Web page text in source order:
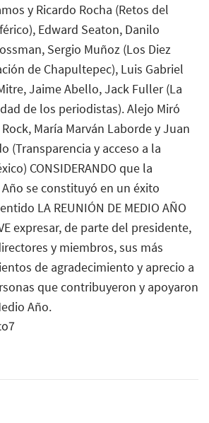
y Ricardo Rocha (Retos del
Edward Seaton, Danilo
Sergio Muñoz (Los Diez
de Chapultepec), Luis Gabriel
Jaime Abello, Jack Fuller (La
de los periodistas). Alejo Miró
María Marván Laborde y Juan
(Transparencia y acceso a la
CONSIDERANDO que la
se constituyó en un éxito
LA REUNIÓN DE MEDIO AÑO
expresar, de parte del presidente,
y miembros, sus más
de agradecimiento y aprecio a
que contribuyeron y apoyaron
Año.